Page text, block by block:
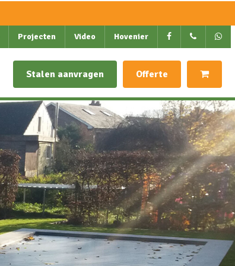
Projecten Video Hovenier
Stalen aanvragen Offerte